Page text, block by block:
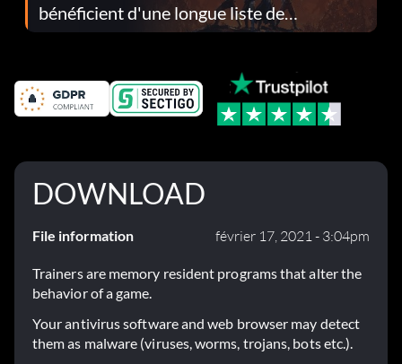
bénéficient d'une longue liste de
corrections dans la mise à jour 1.0.4
DOWNLOAD
File information février 17, 2021 - 3:04pm
Trainers are memory resident programs that alter the
behavior of a game.
Your antivirus software and web browser may detect
them as malware (viruses, worms, trojans, bots etc.).